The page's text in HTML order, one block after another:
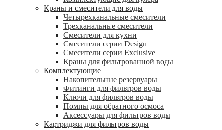
Краны и смесители для воды
Четырехканальные смесители
Трехканальные смесители
Смесители для кухни
Смесители серии Design
Смесители серии Exclusive
Краны для фильтрованной воды
Комплектующие
Накопительные резервуары
Фитинги для фильтров воды
Ключи для фильтров воды
Помпы для обратного осмоса
Аксессуары для фильтров воды
Картриджи для фильтров воды